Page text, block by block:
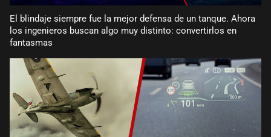
El blindaje siempre fue la mejor defensa de un tanque. Ahora
los ingenieros buscan algo muy distinto: convertirlos en
fantasmas